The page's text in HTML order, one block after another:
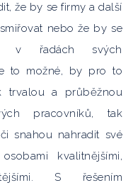
že by se firmy a další
nebo že by se
v řadách svých
to možné, by pro to
trvalou a průběžnou
pracovníků, tak
snahou nahradit své
kvalitnějšími,
S řešením